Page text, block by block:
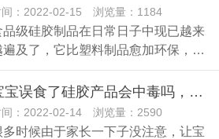
间：2022-02-15 浏览量：1184
品级硅胶制品在日常日子中现已越来
遍及了，它比塑料制品愈加环保，…
宝宝误食了硅胶产品会中毒吗，吃了硅胶怎么办？
间：2022-02-14 浏览量：2590
多时候由于家长一下子没注意，让宝